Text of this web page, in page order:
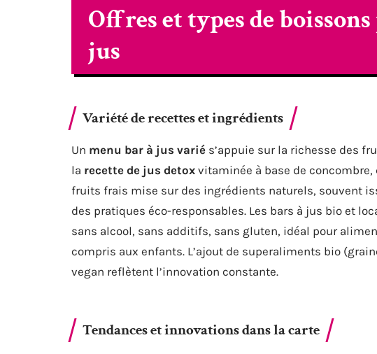
Offres et types de
jus
Variété de recettes et ingrédients
Un menu bar à jus varié s’appuie sur la richesse des
la recette de jus detox vitaminée à base de
fruits frais mise sur des ingrédients naturels, souvent
des pratiques éco-responsables. Les bars à jus bio et
sans alcool, sans additifs, sans gluten, idéal pour
compris aux enfants. L’ajout de superaliments bio
vegan reflètent l’innovation constante.
Tendances et innovations dans la carte